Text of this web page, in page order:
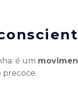
é um
precoce.